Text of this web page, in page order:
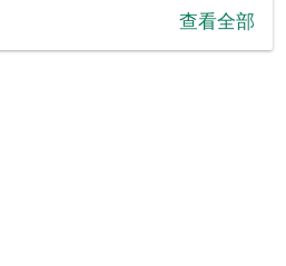
查看全部